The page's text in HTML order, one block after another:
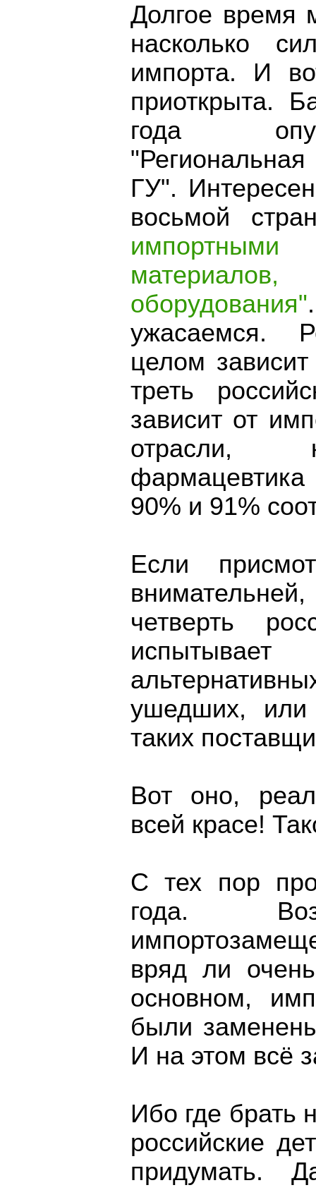
Долгое время
насколько
импорта. И
приоткрыта.
года
ГУ".
восьмой
оборудования"
ужасаемся.
целом
треть
зависит от
отрасли,
90% и 91%
Если
четверть
ушедших,
таких
Вот оно,
всей красе!
С тех пор
года.
вряд ли
основном,
были
И на этом всë
Ибо где брать
российские
придумать.